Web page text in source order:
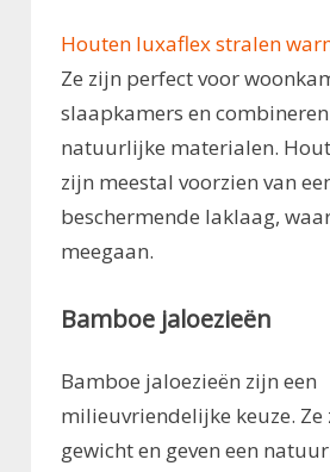
Houten luxaflex stralen
Ze zijn perfect voor
slaapkamers en
natuurlijke materialen.
zijn meestal voorzien van
beschermende laklaag,
meegaan.
Bamboe jaloezieën
Bamboe jaloezieën zijn een
milieuvriendelijke keuze. Ze
gewicht en geven een